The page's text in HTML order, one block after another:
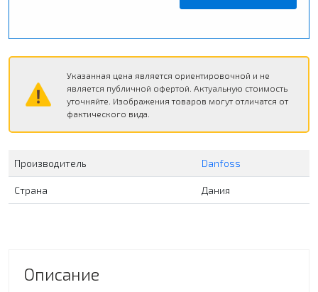
Указанная цена является ориентировочной и не
является публичной офертой. Актуальную стоимость
уточняйте. Изображения товаров могут отличатся от
фактического вида.
Производитель Danfoss
Страна Дания
Описание